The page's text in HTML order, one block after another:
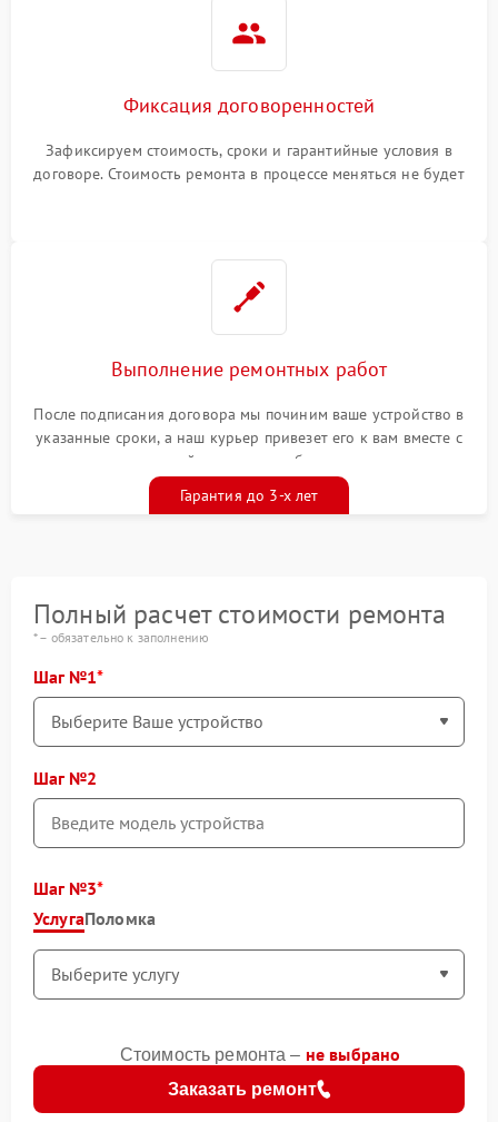
Фиксация договоренностей
Зафиксируем стоимость, сроки и гарантийные условия в
договоре. Стоимость ремонта в процессе меняться не будет
Выполнение ремонтных работ
После подписания договора мы починим ваше устройство в
указанные сроки, а наш курьер привезет его к вам вместе с
гарантийным талоном бесплатно
Гарантия до 3-х лет
Полный расчет стоимости ремонта
* – обязательно к заполнению
Шаг №1
Шаг №2
Шаг №3
УслугаПоломка
Заказать ремонт
Стоимость ремонта – не выбрано